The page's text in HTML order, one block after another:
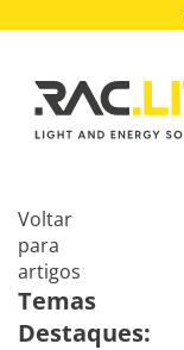
Voltar
para
artigos
Temas
Destaques: